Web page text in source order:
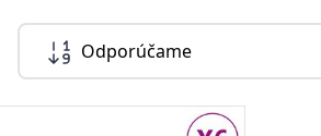
Odporúčame